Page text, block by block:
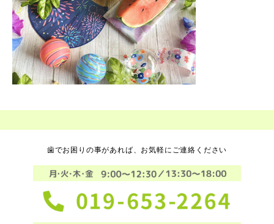
歯でお困りの事があれば、お気軽にご連絡ください